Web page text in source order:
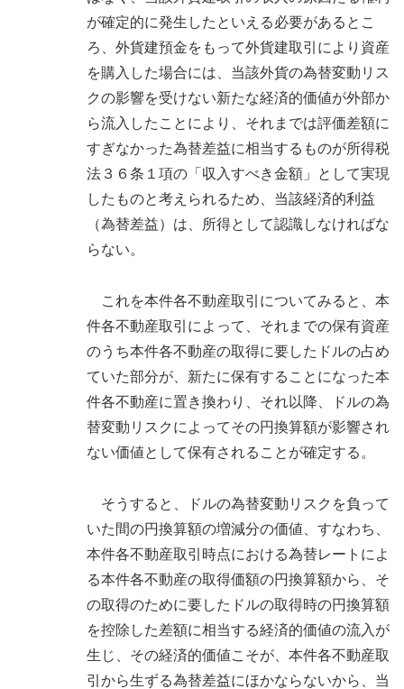
が確定的に発生したといえる必要があるとこ
ろ、外貨建預金をもって外貨建取引により資産
を購入した場合には、当該外貨の為替変動リス
クの影響を受けない新たな経済的価値が外部か
ら流入したことにより、それまでは評価差額に
すぎなかった為替差益に相当するものが所得税
法３６条１項の「収入すべき金額」として実現
したものと考えられるため、当該経済的利益
（為替差益）は、所得として認識しなければな
らない。
これを本件各不動産取引についてみると、本
件各不動産取引によって、それまでの保有資産
のうち本件各不動産の取得に要したドルの占め
ていた部分が、新たに保有することになった本
件各不動産に置き換わり、それ以降、ドルの為
替変動リスクによってその円換算額が影響され
ない価値として保有されることが確定する。
そうすると、ドルの為替変動リスクを負って
いた間の円換算額の増減分の価値、すなわち、
本件各不動産取引時点における為替レートによ
る本件各不動産の取得価額の円換算額から、そ
の取得のために要したドルの取得時の円換算額
を控除した差額に相当する経済的価値の流入が
生じ、その経済的価値こそが、本件各不動産取
引から生ずる為替差益にほかならないから、当